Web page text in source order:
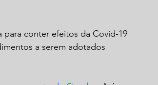
para conter efeitos da Covid-19
a serem adotados